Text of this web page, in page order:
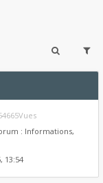
: Informations,
13:54